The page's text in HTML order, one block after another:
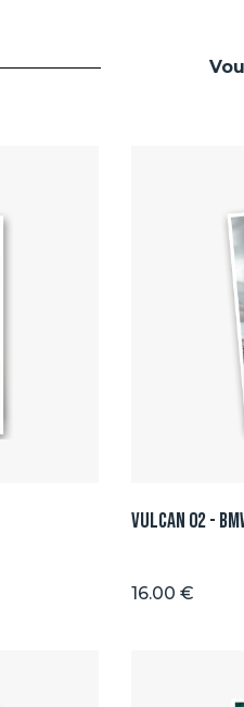
Vulcan 02 -
16.00 €